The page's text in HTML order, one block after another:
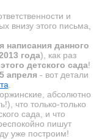
и
внизу этого письма,
написания данного
года), как раз
детского сада!
5 апреля - вот детали
абсолютно
что только-только
сада, и что
пишут
уже построим!